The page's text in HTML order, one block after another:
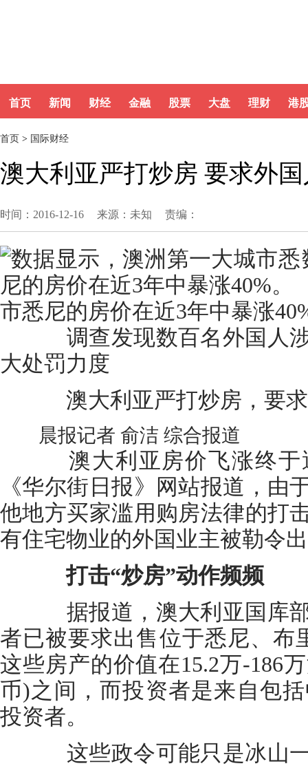
首页 新闻 财经 金融 股票 大盘 理财 港
首页 > 国际财经
澳大利亚严打炒房 要求外
时间：2016-12-16 来源：未知 责编：
市悉尼的房价在近3年中暴涨
调查发现数百名外国人
大处罚力度
澳大利亚严打炒房，要求
晨报记者 俞洁 综合报道
澳大利亚房价飞涨终于
《华尔街日报》网站报道，由
他地方买家滥用购房法律的打
有住宅物业的外国业主被勒令
打击“炒房”动作频频
据报道，澳大利亚国库部
者已被要求出售位于悉尼、布
这些房产的价值在15.2万-186
币)之间，而投资者是来自包
投资者。
这些政令可能只是冰山一